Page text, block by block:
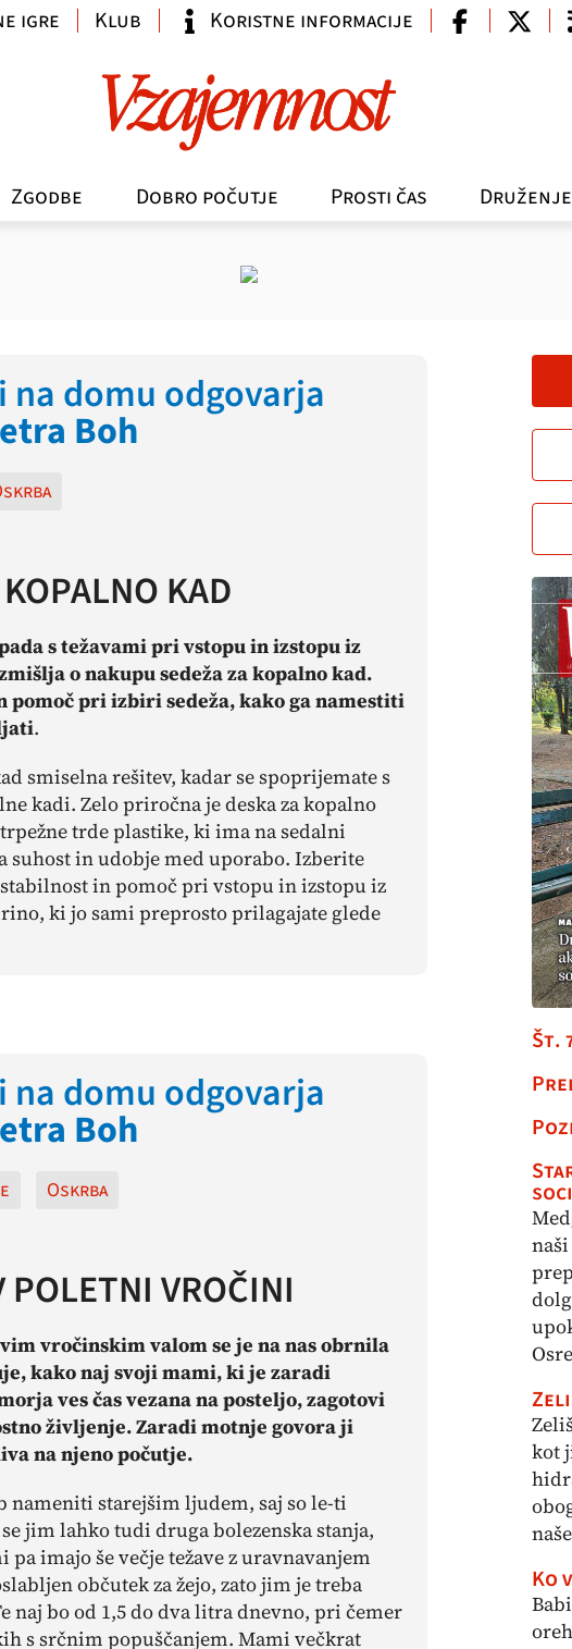
Zgodbe Dobro počutje Prosti čas Druženje
igre Klub Koristne informacije
na domu odgovarja
Boh
KAD
s težavami pri vstopu in izstopu iz
o nakupu sedeža za kopalno kad.
pomoč pri izbiri sedeža, kako ga namestiti
.
smiselna rešitev, kadar se spoprijemate s
kadi. Zelo priročna je deska za kopalno
trde plastike, ki ima na sedalni
in udobje med uporabo. Izberite
in pomoč pri vstopu in izstopu iz
ki jo sami preprosto prilagajate glede
na domu odgovarja
Boh
Oskrba
POLETNI VROČINI
vročinskim valom se je na nas obrnila
kako naj svoji mami, ki je zaradi
ves čas vezana na posteljo, zagotovi
življenje. Zaradi motnje govora ji
na njeno počutje.
nameniti starejšim ljudem, saj so le-ti
jim lahko tudi druga bolezenska stanja,
imajo še večje težave z uravnavanjem
občutek za žejo, zato jim je treba
naj bo od 1,5 do dva litra dnevno, pri čemer
s srčnim popuščanjem. Mami večkrat
Št.
kot
Ko